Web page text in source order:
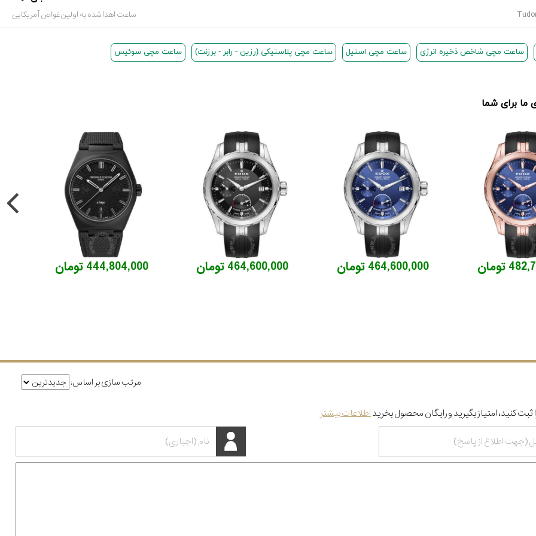
ساعت اهدا شده به اولین غواص آمریکایی
ساعت مچی شاخص ذخیره انرژی ساعت مچی استیل ساعت مچی پلاستیکی (رزین - رابر - برزنت) ساعت مچی سوئیس
ما برای شما
444,804,000 تومان 464,600,000 تومان 464,600,000 تومان تومان
مرتب سازی بر اساس:
کنید، امتیاز بگیرید و رایگان محصول بخریداطلاعات بیشتر